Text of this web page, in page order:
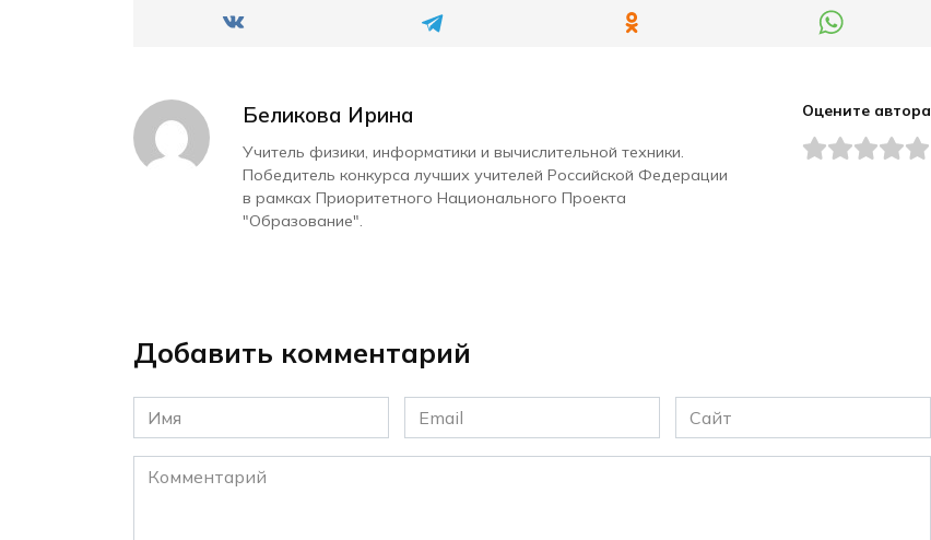
Беликова Ирина
Учитель физики, информатики и вычислительной техники.
Победитель конкурса лучших учителей Российской Федерации
в рамках Приоритетного Национального Проекта
"Образование".
Оцените автора
Добавить комментарий
Имя
*
Email
*
Сайт
Комментарий